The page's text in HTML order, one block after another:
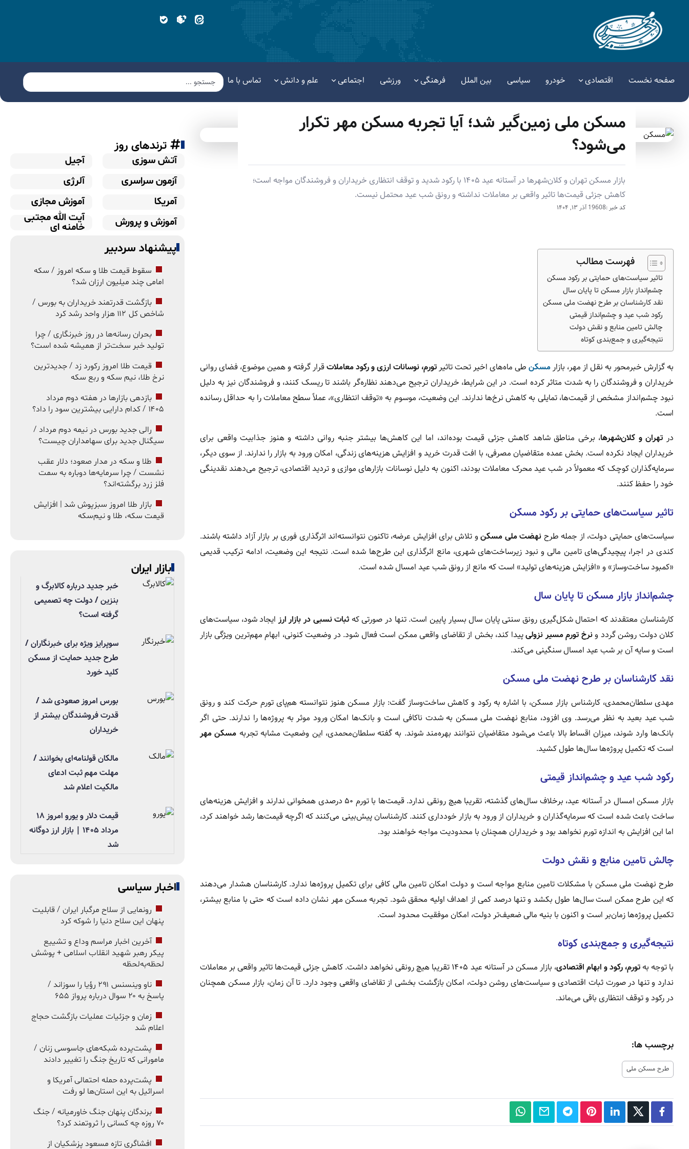
صفحه نخست اقتصادی خودرو سیاسی بین الملل فرهنگی ورزشی اجتماعی علم و دانش تماس با ما
مسکن ملی زمین‌گیر شد؛ آیا تجربه مسکن مهر تکرار
می‌شود؟
بازار مسکن تهران و کلان‌شهرها در آستانه عید ۱۴۰۵ با رکود شدید و توقف انتظاری خریداران و فروشندگان مواجه است؛
کاهش جزئی قیمت‌ها تاثیر واقعی بر معاملات نداشته و رونق شب عید محتمل نیست.
کد خبر :19608 آذر ۱۳, ۱۴۰۴
فهرست مطالب
تاثیر سیاست‌های حمایتی بر رکود مسکن
چشم‌انداز بازار مسکن تا پایان سال
نقد کارشناسان بر طرح نهضت ملی مسکن
رکود شب عید و چشم‌انداز قیمتی
چالش تامین منابع و نقش دولت
نتیجه‌گیری و جمع‌بندی کوتاه
به گزارش خبرمحور به نقل از مهر، بازار مسکن طی ماه‌های اخیر تحت تاثیر تورم، نوسانات ارزی و رکود معاملات قرار گرفته و همین موضوع، فضای روانی
خریداران و فروشندگان را به شدت متاثر کرده است. در این شرایط، خریداران ترجیح می‌دهند نظاره‌گر باشند تا ریسک کنند، و فروشندگان نیز به دلیل
نبود چشم‌انداز مشخص از قیمت‌ها، تمایلی به کاهش نرخ‌ها ندارند. این وضعیت، موسوم به «توقف انتظاری»، عملاً سطح معاملات را به حداقل رسانده
است.
در تهران و کلان‌شهرها، برخی مناطق شاهد کاهش جزئی قیمت بوده‌اند، اما این کاهش‌ها بیشتر جنبه روانی داشته و هنوز جذابیت واقعی برای
خریداران ایجاد نکرده است. بخش عمده متقاضیان مصرفی، با افت قدرت خرید و افزایش هزینه‌های زندگی، امکان ورود به بازار را ندارند. از سوی دیگر،
سرمایه‌گذاران کوچک که معمولاً در شب عید محرک معاملات بودند، اکنون به دلیل نوسانات بازارهای موازی و تردید اقتصادی، ترجیح می‌دهند نقدینگی
خود را حفظ کنند.
تاثیر سیاست‌های حمایتی بر رکود مسکن
سیاست‌های حمایتی دولت، از جمله طرح نهضت ملی مسکنو تلاش برای افزایش عرضه، تاکنون نتوانسته‌اند اثرگذاری فوری بر بازار آزاد داشته باشند.
کندی در اجرا، پیچیدگی‌های تامین مالی و نبود زیرساخت‌های شهری، مانع اثرگذاری این طرح‌ها شده است. نتیجه این وضعیت، ادامه ترکیب قدیمی
«کمبود ساخت‌وساز» و «افزایش هزینه‌های تولید» است که مانع از رونق شب عید امسال شده است.
چشم‌انداز بازار مسکن تا پایان سال
کارشناسان معتقدند که احتمال شکل‌گیری رونق سنتی پایان سال بسیار پایین است. تنها در صورتی که ثبات نسبی در بازار ارز ایجاد شود، سیاست‌های
کلان دولت روشن گردد ونرخ تورم مسیر نزولیپیدا کند، بخش از تقاضای واقعی ممکن است فعال شود. در وضعیت کنونی، ابهام مهم‌ترین ویژگی بازار
است و سایه آن بر شب عید امسال سنگینی می‌کند.
نقد کارشناسان بر طرح نهضت ملی مسکن
مهدی سلطان‌محمدی، کارشناس بازار مسکن، با اشاره به رکود و کاهش ساخت‌وساز گفت: بازار مسکن هنوز نتوانسته هم‌پای تورم حرکت کند و رونق
شب عید بعید به نظر می‌رسد. وی افزود، منابع نهضت ملی مسکن به شدت ناکافی است و بانک‌ها امکان ورود موثر به پروژه‌ها را ندارند. حتی اگر
بانک‌ها وارد شوند، میزان اقساط بالا باعث می‌شود متقاضیان نتوانند بهره‌مند شوند. به گفته سلطان‌محمدی، این وضعیت مشابه تجربه مسکن مهر
است که تکمیل پروژه‌ها سال‌ها طول کشید.
رکود شب عید و چشم‌انداز قیمتی
بازار مسکن امسال در آستانه عید، برخلاف سال‌های گذشته، تقریبا هیچ رونقی ندارد. قیمت‌ها با تورم ۵۰ درصدی همخوانی ندارند و افزایش هزینه‌های
ساخت باعث شده است که سرمایه‌گذاران و خریداران از ورود به بازار خودداری کنند. کارشناسان پیش‌بینی می‌کنند که اگرچه قیمت‌ها رشد خواهند کرد،
اما این افزایش به اندازه تورم نخواهد بود و خریداران همچنان با محدودیت مواجه خواهند بود.
چالش تامین منابع و نقش دولت
طرح نهضت ملی مسکن با مشکلات تامین منابع مواجه است و دولت امکان تامین مالی کافی برای تکمیل پروژه‌ها ندارد. کارشناسان هشدار می‌دهند
که این طرح ممکن است سال‌ها طول بکشد و تنها درصد کمی از اهداف اولیه محقق شود. تجربه مسکن مهر نشان داده است که حتی با منابع بیشتر،
تکمیل پروژه‌ها زمان‌بر است و اکنون با بنیه مالی ضعیف‌تر دولت، امکان موفقیت محدود است.
نتیجه‌گیری و جمع‌بندی کوتاه
با توجه بهتورم، رکود و ابهام اقتصادی
، بازار مسکن در آستانه عید ۱۴۰۵ تقریبا هیچ رونقی نخواهد داشت. کاهش جزئی قیمت‌ها تاثیر واقعی بر معاملات
ندارد و تنها در صورت ثبات اقتصادی و سیاست‌های روشن دولت، امکان بازگشت بخشی از تقاضای واقعی وجود دارد. تا آن زمان، بازار مسکن همچنان
در رکود و توقف انتظاری باقی می‌ماند.
برچسب ها:
طرح مسکن ملی
ترندهای روز
آتش سوزی
آجیل
آزمون سراسری
آلرژی
آمریکا
آموزش مجازی
آموزش و پرورش
آیت الله مجتبی
خامنه ای
پیشنهاد سردبیر
سقوط قیمت طلا و سکه امروز / سکه
امامی چند میلیون ارزان شد؟
بازگشت قدرتمند خریداران به بورس /
شاخص کل ۱۱۲ هزار واحد رشد کرد
بحران رسانه‌ها در روز خبرنگاری / چرا
تولید خبر سخت‌تر از همیشه شده است؟
قیمت طلا امروز رکورد زد / جدیدترین
نرخ طلا، نیم سکه و ربع سکه
بازدهی بازارها در هفته دوم مرداد
۱۴۰۵ / کدام دارایی بیشترین سود را داد؟
رالی جدید بورس در نیمه دوم مرداد /
سیگنال جدید برای سهامداران چیست؟
طلا و سکه در مدار صعود؛ دلار عقب
نشست / چرا سرمایه‌ها دوباره به سمت
فلز زرد برگشته‌اند؟
بازار طلا امروز سبزپوش شد | افزایش
قیمت سکه، طلا و نیم‌سکه
بازار ایران
خبر جدید درباره کالابرگ و
بنزین / دولت چه تصمیمی
گرفته است؟
سوپرایز ویژه برای خبرنگاران /
طرح جدید حمایت از مسکن
کلید خورد
بورس امروز صعودی شد /
قدرت فروشندگان بیشتر از
خریداران
مالکان قولنامه‌ای بخوانند /
مهلت مهم ثبت ادعای
مالکیت اعلام شد
قیمت دلار و یورو امروز ۱۸
مرداد ۱۴۰۵ | بازار ارز دوگانه
شد
اخبار سیاسی
رونمایی از سلاح مرگبار ایران / قابلیت
پنهان این سلاح دنیا را شوکه کرد
آخرین اخبار مراسم وداع و تشییع
پیکر رهبر شهید انقلاب اسلامی + پوشش
لحظه‌به‌لحظه
ناو وینسنس ۲۹۱ رؤیا را سوزاند /
پاسخ به ۲۰ سوال درباره پرواز ۶۵۵
زمان و جزئیات عملیات بازگشت حجاج
اعلام شد
پشت‌پرده شبکه‌های جاسوسی زنان /
مامورانی که تاریخ جنگ را تغییر دادند
پشت‌پرده حمله احتمالی آمریکا و
اسرائیل به این استان‌ها لو رفت
برندگان پنهان جنگ خاورمیانه / جنگ
۷۰ روزه چه کسانی را ثروتمند کرد؟
افشاگری تازه مسعود پزشکیان از